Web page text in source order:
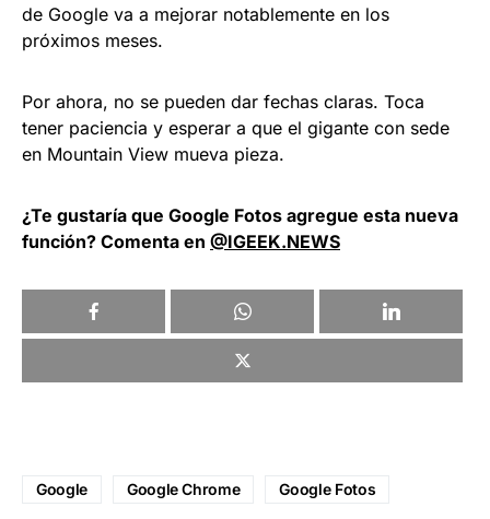
de Google va a mejorar notablemente en los
próximos meses.
Por ahora, no se pueden dar fechas claras. Toca
tener paciencia y esperar a que el gigante con sede
en Mountain View mueva pieza.
¿Te gustaría que Google Fotos agregue esta nueva
función? Comenta en @IGEEK.NEWS
Google Google Chrome Google Fotos